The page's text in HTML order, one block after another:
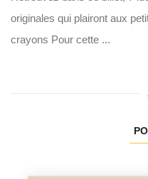
originales qui plairont aux
crayons Pour cette ...